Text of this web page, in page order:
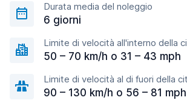
Durata media del noleggio
6 giorni
Limite di velocità all'interno della
50 – 70 km/h o 31 – 43 mph
Limite di velocità al di fuori della
90 – 130 km/h o 56 – 81 mph